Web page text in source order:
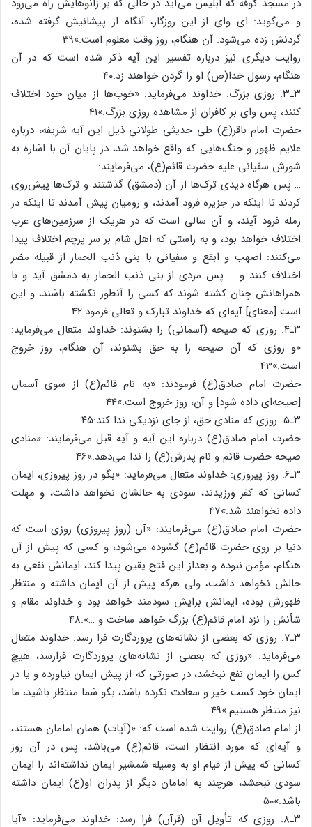
و می‌گوید: ای وای از این روزگار، آنگاه از پیشانیش گرفته شده،
گردنش زده می‌شود. آن هنگام، روز وقت معلوم است.»39
روایت دیگری نیز درباره تفسیر این آیه ذکر شده است که در آن
هنگام، رسول خدا(ص) او را گردن خواهند زد.۴۰
۳ـ۳. روزی بزرگ: خداوند می‌فرماید: «خوب‌ها از میان خود اختلاف
کنند، پس وای بر کافران از مشاهده روزی بزرگ.»41
حضرت امام باقر(ع) طی حدیثی طولانی ذیل این آیه شریفه، درباره
علایم ظهور و جنگ‌هایی که واقع خواهد شد، در پایان آن با اشاره به
شورش سفیانی علیه حضرت قائم(ع)، می‌فرمایند:
… پس هرگاه دیدی ترک‌ها از آن (دمشق) گذشتند و تر‌ک‌ها پیش‌روی
کردند تا اینکه در جزیره فرود آمدند، و رومیان پیش آمدند تا اینکه در
رمله فرود آیند، و آن سالی است که در هریک از سرزمین‌های عرب
اختلاف خواهد بود، و به راستی که اهل شام بر سر پرچم اختلاف پیدا
می‌کنند: اصهب و ابقع و سفیانی با بنی ذنب الحمار از قبیله مضر
اختلاف کنند و … پس مردی از بنی ذنب الحمار به دمشق آید و با
همراهانش چنان کشته شوند که کسی را آنطور نکشته باشند، و این
است [معنای] آیه‌ای که خداوند تبارک و تعالی فرمود.۴۲
۳ـ۴. روزی که صیحه (آسمانی) را بشنوند: خداوند متعال می‌فرماید:
«و روزی که آن صیحه را به حق بشنوند، آن هنگام، روز خروج
است.»43
حضرت امام صادق(ع) فرمودند: «به نام قائم(ع) از سوی آسمان
[صیحه‌ای داده شود] و آن، روز خروج است.»44
۳ـ۵. روزی که منادی حق، از جای نزدیکی ندا کند:۴۵
حضرت امام صادق(ع) درباره این آیه و آیه قبل می‌فرمایند: «منادی
صیحه حضرت قائم و نام پدرش(ع) را ندا می‌دهد.»46
۳ـ۶. روز پیروزی: خداوند متعال می‌فرماید: «بگو در روز پیروزی، ایمان
کسانی که کفر ورزیدند، سودی به حالشان نخواهد داشت، و مهلت
داده نخواهند شد.»47
حضرت امام صادق(ع) می‌فرمایند: «آن (روز پیروزی) روزی است که
دنیا بر روی حضرت قائم(ع) گشوده می‌شود، و کسی که پیش از آن
هنگام، مؤمن نبوده و بعداز این فتح یقین پیدا کند، ایمانش نفعی به
حالش نخواهد داشت، ولی هرکه پیش از آن ایمان داشته و منتظر
ظهورش بوده، ایمانش برایش سودمند خواهد بود و خداوند مقام و
شأنش را نزد امام قائم(ع) بزرگ خواهد ساخت و …».48
۳ـ۷. روزی که بعضی از نشانه‌های پروردگارت فرا رسد: خداوند متعال
می‌فرماید: «روزی که بعضی از نشانه‌های پروردگارت فرارسد، هیچ
کس را ایمان نفع نبخشد، در صورتی که از پیش ایمان نیاورده و یا در
ایمان خود کسب خیر و سعادت نکرده باشد، بگو شما منتظر باشید، ما
نیز منتظر هستیم.»49
از امام صادق(ع) روایت شده است که: «(آیات) همان امامان هستند،
و آیه‌ای که مورد انتظار است، قائم(ع) می‌باشد، پس در آن روز
کسانی که پیش از قیام او به وسیله شمشیر ایمان نداشته‌اند را ایمان
سودی نبخشد، هرچند به امامان دیگر از پدران او(ع) ایمان داشته
باشد.»50
۳ـ۸. روزی که تأویل آن (قرآن) فرا رسد: خداوند می‌فرماید: «آیا